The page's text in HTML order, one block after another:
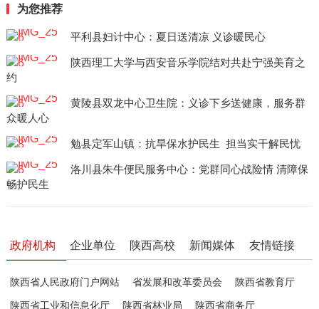
为您推荐
平利县妇计中心：夏日送清凉 义诊暖民心
陕西理工大学与西安音乐学院结对共赴宁强美育之
约
黄陵县双龙中心卫生院：义诊下乡送健康，服务群
众暖人心
勉县定军山镇：抗旱保水护民生 担当实干解民忧
洛川县朱牛便民服务中心：党群同心战险情 清障保
畅护民生
政府机构 企业单位 陕西高校 新闻媒体 友情链接
陕西省人民政府门户网站 省发展和改革委员会 陕西省教育厅
陕西省工业和信息化厅 陕西省林业局 陕西省商务厅